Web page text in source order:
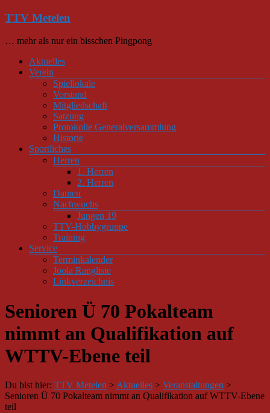
Zum
springen
TTV Metelen
… mehr als nur ein bisschen Pingpong
Menü
Aktuelles
Verein
Spiellokale
Vorstand
Mitgliedschaft
Satzung
Protokolle Generalversammlung
Historie
Sportliches
Herren
1. Herren
2. Herren
Damen
Nachwuchs
Jungen 19
TTV-Hobbygruppe
Training
Service
Terminkalender
Joola Rangliste
Linkverzeichnis
Senioren Ü 70 Pokalteam
nimmt an Qualifikation auf
WTTV-Ebene teil
Du bist hier: TTV Metelen > Aktuelles > Veranstaltungen >
Senioren Ü 70 Pokalteam nimmt an Qualifikation auf WTTV-Ebene
teil